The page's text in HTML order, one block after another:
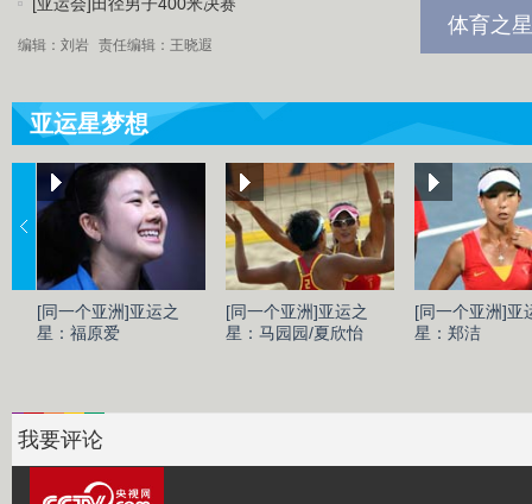
编辑：刘岩 责任编辑：王晓遐
体育之
亚运星梦想
[同一个亚洲]亚运之
星：福原爱
[同一个亚洲]亚运之
星：马园园/夏欣怡
[同一个亚洲]亚
星：郑洁
我要评论